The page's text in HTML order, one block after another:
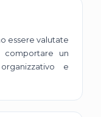
essere valutate
comportare un
e